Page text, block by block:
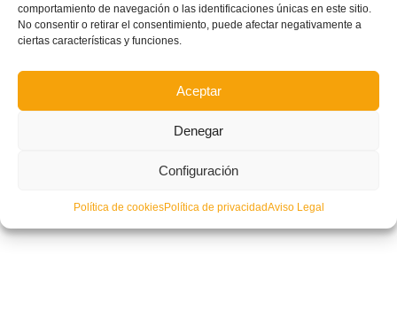
comportamiento de navegación o las identificaciones únicas en este sitio.
No consentir o retirar el consentimiento, puede afectar negativamente a
ciertas características y funciones.
Aceptar
Denegar
Configuración
Política de cookiesPolítica de privacidadAviso Legal